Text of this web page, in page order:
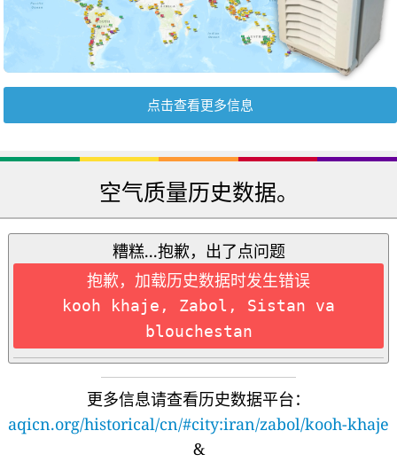
点击查看更多信息
空气质量历史数据。
糟糕...抱歉，出了点问题
抱歉，加载历史数据时发生错误
kooh khaje, Zabol, Sistan va
blouchestan
更多信息请查看历史数据平台：
aqicn.org/historical/cn/#city:iran/zabol/kooh-khaje
&